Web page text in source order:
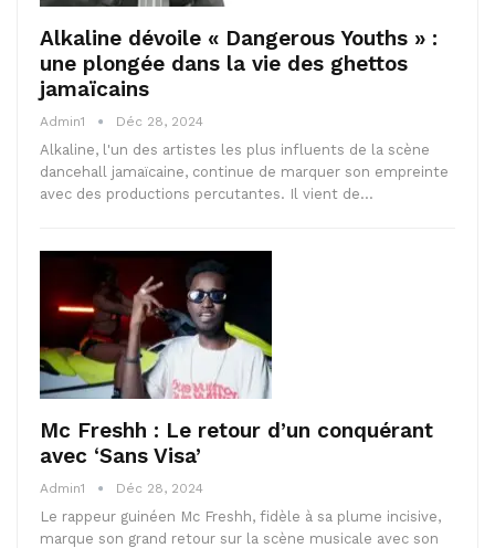
Alkaline dévoile « Dangerous Youths » :
une plongée dans la vie des ghettos
jamaïcains
Admin1 Déc 28, 2024
Alkaline, l'un des artistes les plus influents de la scène
dancehall jamaïcaine, continue de marquer son empreinte
avec des productions percutantes. Il vient de…
Mc Freshh : Le retour d’un conquérant
avec ‘Sans Visa’
Admin1 Déc 28, 2024
Le rappeur guinéen Mc Freshh, fidèle à sa plume incisive,
marque son grand retour sur la scène musicale avec son